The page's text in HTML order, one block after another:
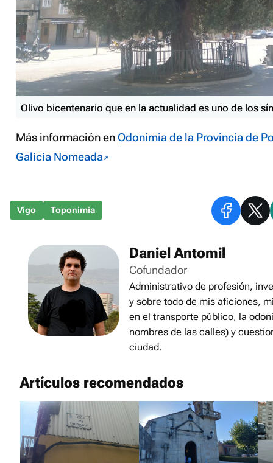
Olivo bicentenario que en la actualidad es uno de los
Más información en Odonimia de la Provincia de
Galicia Nomeada
Vigo Toponimia
Daniel Antomil
Cofundador
Administrativo de profesión,
y sobre todo de mis aficiones,
en el transporte público, la
nombres de las calles) y
ciudad.
Artículos recomendados